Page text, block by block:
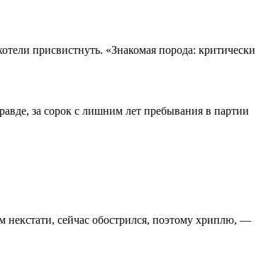
присвистнуть. «Знакомая порода: критически
за сорок с лишним лет пребывания в партии
некстати, сейчас обострился, поэтому хриплю, —